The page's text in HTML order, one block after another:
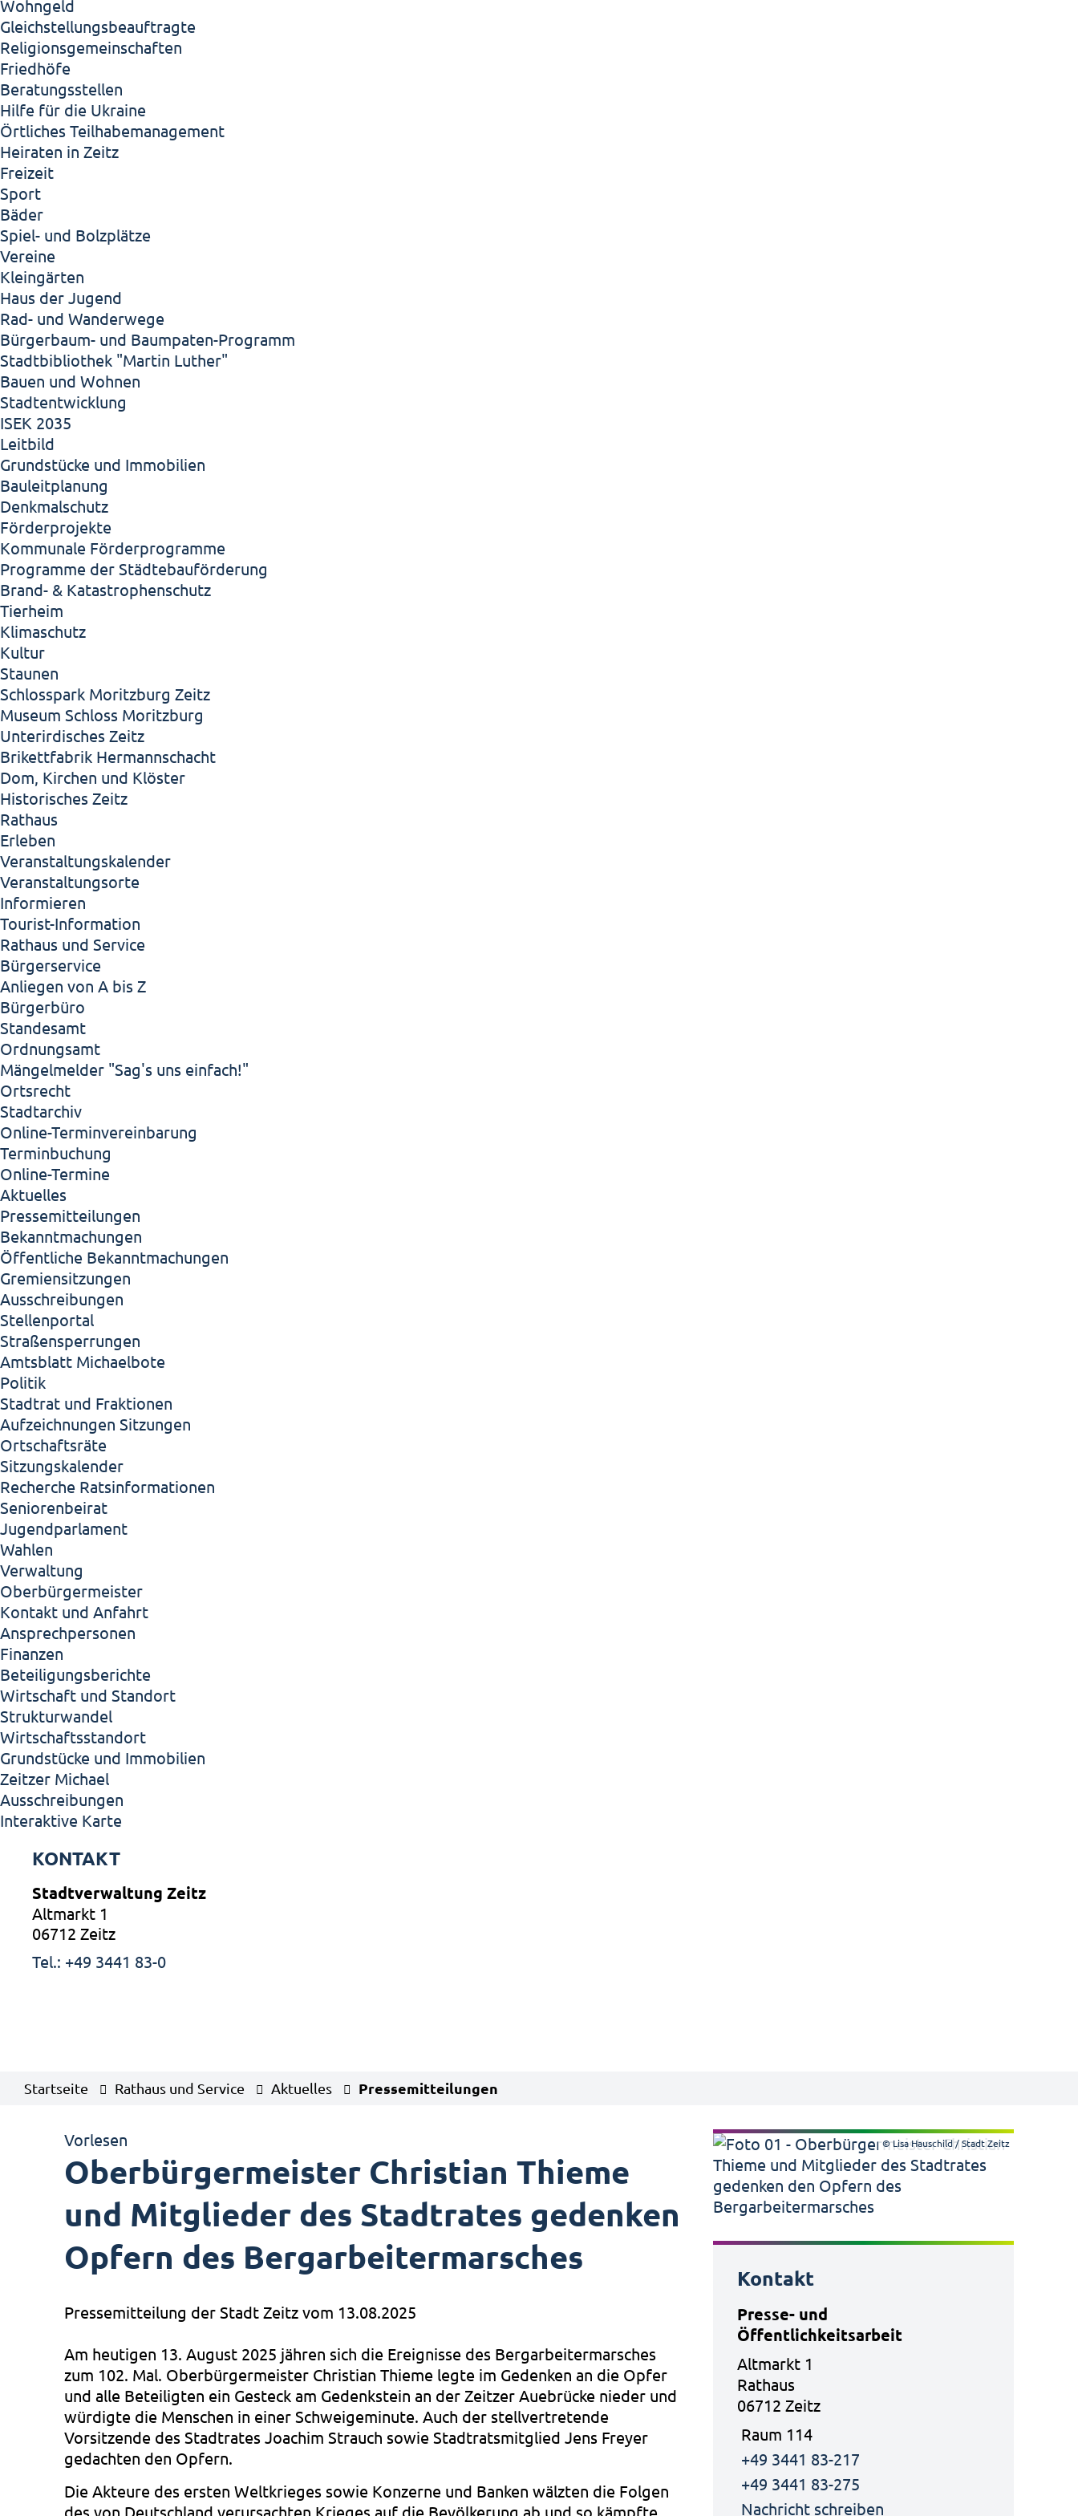
Wohngeld
Gleichstellungsbeauftragte
Religionsgemeinschaften
Friedhöfe
Beratungsstellen
Hilfe für die Ukraine
Örtliches Teilhabemanagement
Heiraten in Zeitz
Freizeit
Sport
Bäder
Spiel- und Bolzplätze
Vereine
Kleingärten
Haus der Jugend
Rad- und Wanderwege
Bürgerbaum- und Baumpaten-Programm
Stadtbibliothek "Martin Luther"
Bauen und Wohnen
Stadtentwicklung
ISEK 2035
Leitbild
Grundstücke und Immobilien
Bauleitplanung
Denkmalschutz
Förderprojekte
Kommunale Förderprogramme
Programme der Städtebauförderung
Brand- & Katastrophenschutz
Tierheim
Klimaschutz
Kultur
Staunen
Schlosspark Moritzburg Zeitz
Museum Schloss Moritzburg
Unterirdisches Zeitz
Brikettfabrik Hermannschacht
Dom, Kirchen und Klöster
Historisches Zeitz
Rathaus
Erleben
Veranstaltungskalender
Veranstaltungsorte
Informieren
Tourist-Information
Rathaus und Service
Bürgerservice
Anliegen von A bis Z
Bürgerbüro
Standesamt
Ordnungsamt
Mängelmelder "Sag's uns einfach!"
Ortsrecht
Stadtarchiv
Online-Terminvereinbarung
Terminbuchung
Online-Termine
Aktuelles
Pressemitteilungen
Bekanntmachungen
Öffentliche Bekanntmachungen
Gremiensitzungen
Ausschreibungen
Stellenportal
Straßensperrungen
Amtsblatt Michaelbote
Politik
Stadtrat und Fraktionen
Aufzeichnungen Sitzungen
Ortschaftsräte
Sitzungskalender
Recherche Ratsinformationen
Seniorenbeirat
Jugendparlament
Wahlen
Verwaltung
Oberbürgermeister
Kontakt und Anfahrt
Ansprechpersonen
Finanzen
Beteiligungsberichte
Wirtschaft und Standort
Strukturwandel
Wirtschaftsstandort
Grundstücke und Immobilien
Zeitzer Michael
Ausschreibungen
Interaktive Karte
KONTAKT
Stadtverwaltung Zeitz
Altmarkt 1
06712 Zeitz
Tel.: +49 3441 83-0
Startseite Rathaus und Service Aktuelles Pressemitteilungen
Vorlesen
Oberbürgermeister Christian Thieme
und Mitglieder des Stadtrates gedenken
Opfern des Bergarbeitermarsches
Pressemitteilung der Stadt Zeitz vom 13.08.2025
Am heutigen 13. August 2025 jähren sich die Ereignisse des Bergarbeitermarsches
zum 102. Mal. Oberbürgermeister Christian Thieme legte im Gedenken an die Opfer
und alle Beteiligten ein Gesteck am Gedenkstein an der Zeitzer Auebrücke nieder und
würdigte die Menschen in einer Schweigeminute. Auch der stellvertretende
Vorsitzende des Stadtrates Joachim Strauch sowie Stadtratsmitglied Jens Freyer
gedachten den Opfern.
Die Akteure des ersten Weltkrieges sowie Konzerne und Banken wälzten die Folgen
des von Deutschland verursachten Krieges auf die Bevölkerung ab und so kämpfte
© Lisa Hauschild / Stadt Zeitz
Kontakt
Presse- und
Öffentlichkeitsarbeit
Altmarkt 1
Rathaus
06712 Zeitz
Raum 114
+49 3441 83-217
+49 3441 83-275
Nachricht schreiben